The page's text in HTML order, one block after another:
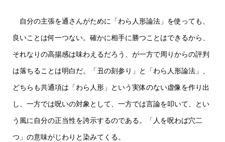
自分の主張を通さんがために「わら人形論法」を使っても、
良いことは何一つない。確かに相手に勝つことはできるから、
それなりの高揚感は味わえるだろう、が一方で周りからの評判
は落ちることは明白だ。「丑の刻参り」と「わら人形論法」、
どちらも共通項は「わら人形」という実体のない虚像を作り出
し、一方では呪いの対象として、一方では言論を叩いて、とい
う風に自分の正当性を誇示するのである。「人を呪わば穴二
つ」の意味がじわりと染みてくる。